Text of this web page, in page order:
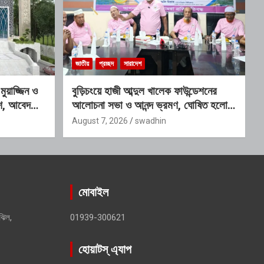
ও
আবেদনের
জাতীয় প্রচ্ছদ সারাদেশ
বুড়িচংয়ে হাজী আব্দুল খালেক ফাউন্ডেশনের
আলোচনা সভা ও আনন্দ ভ্রমণ, ঘোষিত হলো
নতুন কার্যনির্বাহী কমিটি
August 7, 2026 swadhin
মোবাইল
01939-300621
হোয়াটস্ এ্যাপ